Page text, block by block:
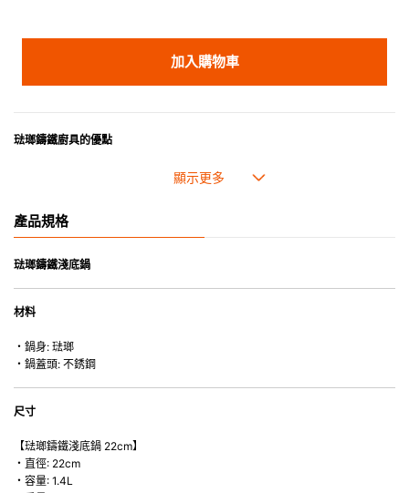
加入購物車
琺瑯鑄鐵廚具的優點
• 琺瑯鑄鐵傳熱性均勻，不會產生過熱點。
• 重身的鍋蓋能有助防止蒸氣溜走,易於 保持食物的原汁原味。
• 琺瑯抗酸鹼，不會殘留氣味，安全衛生。
產品規格
琺瑯鑄鐵淺底鍋
材料
・鍋身: 琺瑯
・鍋蓋頭: 不銹鋼
尺寸
【琺瑯鑄鐵淺底鍋 22cm】
・直徑: 22cm
・容量: 1.4L